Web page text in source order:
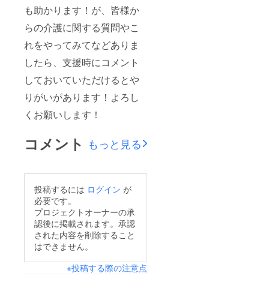
も助かります！が、皆様か
らの介護に関する質問やこ
れをやってみてなどありま
したら、支援時にコメント
しておいていただけるとや
りがいがあります！よろし
くお願いします！
コメント もっと見る
投稿するには ログイン が
必要です。
プロジェクトオーナーの承
認後に掲載されます。承認
された内容を削除すること
はできません。
※投稿する際の注意点